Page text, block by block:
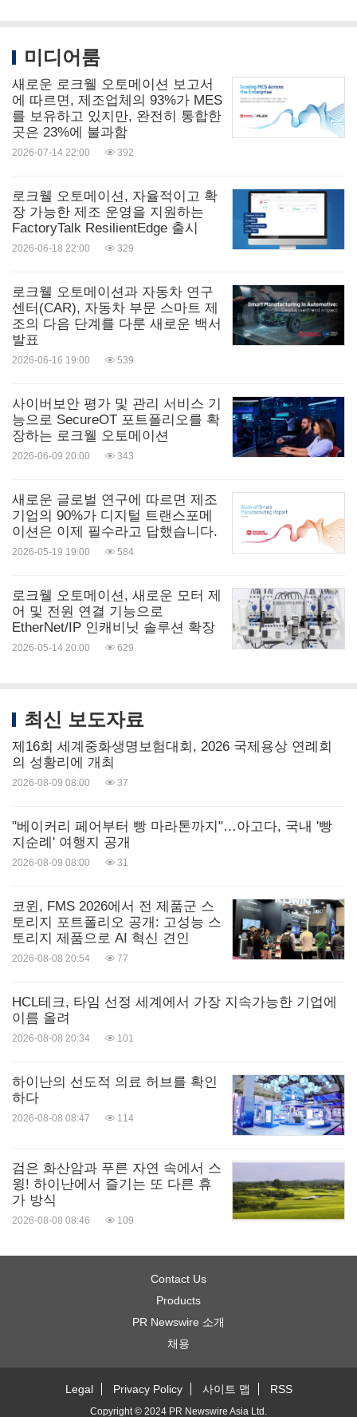
십시오
심벌 마크 -
https://mma.prnasia.com/media2/2487262/Rockwell
출처: Rockwell Automation, Inc.
관련 링크:
채굴/금속 인공지능 일반 제조
Share:
미디어룸
새로운 로크웰 오토메이션 보고서
에 따르면, 제조업체의 93%가 MES
를 보유하고 있지만, 완전히 통합한
곳은 23%에 불과함
2026-07-14 22:00 392
로크웰 오토메이션, 자율적이고 확
장 가능한 제조 운영을 지원하는
FactoryTalk ResilientEdge 출시
2026-06-18 22:00 329
로크웰 오토메이션과 자동차 연구
센터(CAR), 자동차 부문 스마트 제
조의 다음 단계를 다룬 새로운 백서
발표
2026-06-16 19:00 539
사이버보안 평가 및 관리 서비스 기
능으로 SecureOT 포트폴리오를 확
장하는 로크웰 오토메이션
2026-06-09 20:00 343
새로운 글로벌 연구에 따르면 제조
기업의 90%가 디지털 트랜스포메
이션은 이제 필수라고 답했습니다.
2026-05-19 19:00 584
로크웰 오토메이션, 새로운 모터 제
어 및 전원 연결 기능으로
EtherNet/IP 인캐비닛 솔루션 확장
2026-05-14 20:00 629
최신 보도자료
제16회 세계중화생명보험대회, 2026 국제용상 연례회
의 성황리에 개최
2026-08-09 08:00 37
"베이커리 페어부터 빵 마라톤까지"…아고다, 국내 '빵
지순례' 여행지 공개
2026-08-09 08:00 31
코윈, FMS 2026에서 전 제품군 스
토리지 포트폴리오 공개: 고성능 스
토리지 제품으로 AI 혁신 견인
2026-08-08 20:54 77
HCL테크, 타임 선정 세계에서 가장 지속가능한 기업에
이름 올려
2026-08-08 20:34 101
하이난의 선도적 의료 허브를 확인
하다
2026-08-08 08:47 114
검은 화산암과 푸른 자연 속에서 스
윙! 하이난에서 즐기는 또 다른 휴
가 방식
2026-08-08 08:46 109
Contact Us
Products
PR Newswire 소개
채용
Legal Privacy Policy 사이트 맵 RSS
Copyright © 2024 PR Newswire Asia Ltd.